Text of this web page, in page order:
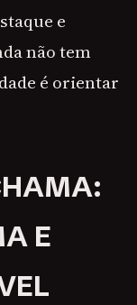
e
não tem
é orientar
E